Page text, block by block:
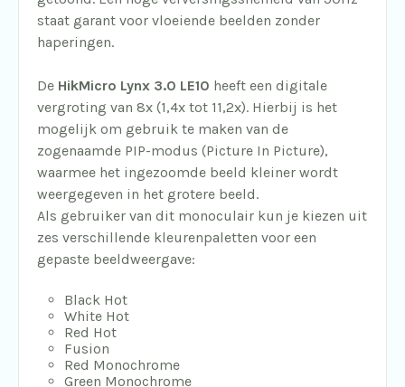
staat garant voor vloeiende beelden zonder
haperingen.
De HikMicro Lynx 3.0 LE10 heeft een digitale
vergroting van 8x (1,4x tot 11,2x). Hierbij is het
mogelijk om gebruik te maken van de
zogenaamde PIP-modus (Picture In Picture),
waarmee het ingezoomde beeld kleiner wordt
weergegeven in het grotere beeld.
Als gebruiker van dit monoculair kun je kiezen uit
zes verschillende kleurenpaletten voor een
gepaste beeldweergave:
Black Hot
White Hot
Red Hot
Fusion
Red Monochrome
Green Monochrome